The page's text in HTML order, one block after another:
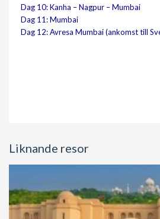
Dag 10: Kanha – Nagpur – Mumbai
Dag 11: Mumbai
Dag 12: Avresa Mumbai (ankomst till
Liknande resor